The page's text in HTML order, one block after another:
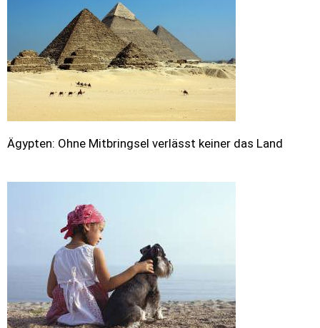
Ägypten: Ohne Mitbringsel verlässt keiner das Land